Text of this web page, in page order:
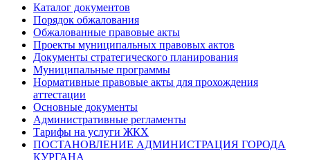
Каталог документов
Порядок обжалования
Обжалованные правовые акты
Проекты муниципальных правовых актов
Документы стратегического планирования
Муниципальные программы
Нормативные правовые акты для прохождения
аттестации
Основные документы
Административные регламенты
Тарифы на услуги ЖКХ
ПОСТАНОВЛЕНИЕ АДМИНИСТРАЦИЯ ГОРОДА
КУРГАНА